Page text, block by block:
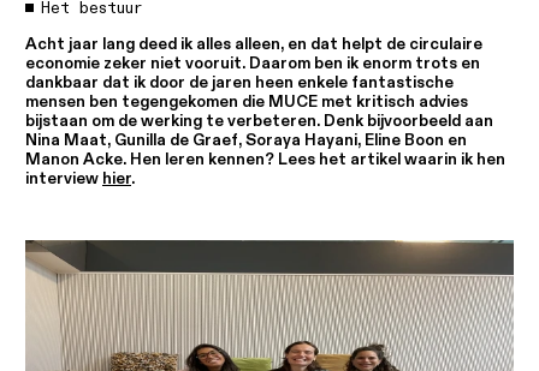
Het bestuur
Acht jaar lang deed ik alles alleen, en dat helpt de circulaire
economie zeker niet vooruit. Daarom ben ik enorm trots en
dankbaar dat ik door de jaren heen enkele fantastische
mensen ben tegengekomen die MUCE met kritisch advies
bijstaan om de werking te verbeteren. Denk bijvoorbeeld aan
Nina Maat, Gunilla de Graef, Soraya Hayani, Eline Boon en
Manon Acke. Hen leren kennen? Lees het artikel waarin ik hen
interview hier.